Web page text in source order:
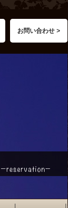
お問い合わせ >